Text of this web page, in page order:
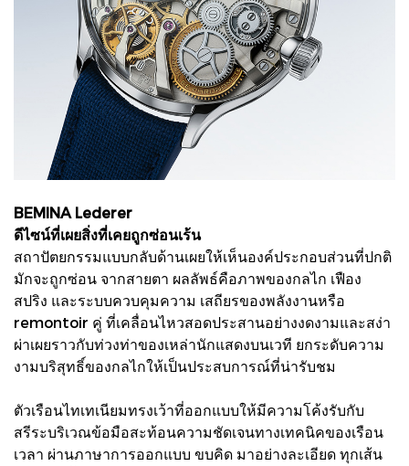
BEMINA Lederer
ดีไซน์ที่เผยสิ่งที่เคยถูกซ่อนเร้น
สถาปัตยกรรมแบบกลับด้านเผยให้เห็นองค์ประกอบส่วนที่ปกติ
มักจะถูกซ่อน จากสายตา ผลลัพธ์คือภาพของกลไก เฟือง
สปริง และระบบควบคุมความ เสถียรของพลังงานหรือ
remontoir คู่ ที่เคลื่อนไหวสอดประสานอย่างงดงามและสง่า
ผ่าเผยราวกับท่วงท่าของเหล่านักแสดงบนเวที ยกระดับความ
งามบริสุทธิ์ของกลไกให้เป็นประสบการณ์ที่น่ารับชม
ตัวเรือนไทเทเนียมทรงเว้าที่ออกแบบให้มีความโค้งรับกับ
สรีระบริเวณข้อมือสะท้อนความชัดเจนทางเทคนิคของเรือน
เวลา ผ่านภาษาการออกแบบ ขบคิด มาอย่างละเอียด ทุกเส้น